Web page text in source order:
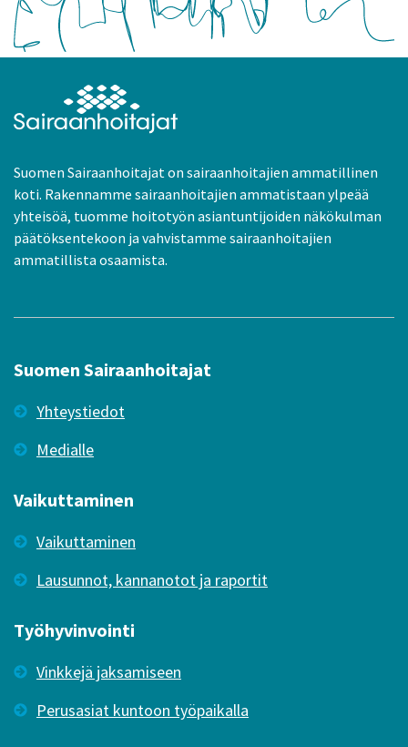
Suomen Sairaanhoitajat on sairaanhoitajien ammatillinen
koti. Rakennamme sairaanhoitajien ammatistaan ylpeää
yhteisöä, tuomme hoitotyön asiantuntijoiden näkökulman
päätöksentekoon ja vahvistamme sairaanhoitajien
ammatillista osaamista.
Suomen Sairaanhoitajat
Yhteystiedot
Medialle
Vaikuttaminen
Vaikuttaminen
Lausunnot, kannanotot ja raportit
Työhyvinvointi
Vinkkejä jaksamiseen
Perusasiat kuntoon työpaikalla